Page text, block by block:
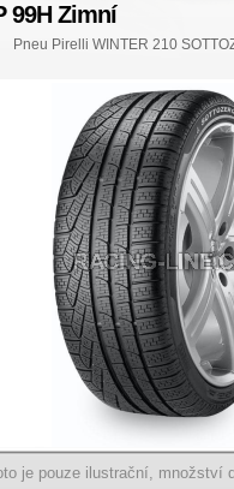
99H Zimní
Pneu Pirelli WINTER 210
je pouze ilustrační, množství